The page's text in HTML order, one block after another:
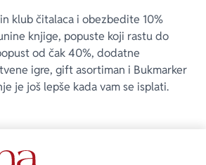
klub čitalaca i obezbedite 10%
knjige, popuste koji rastu do
od čak 40%, dodatne
igre, gift asortiman i Bukmarker
je još lepše kada vam se isplati.